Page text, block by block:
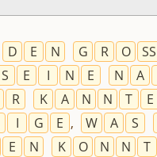
D E N G R O SS
S E I N E N A
R K A N N T E
I G E , W A S
E N K O N N T